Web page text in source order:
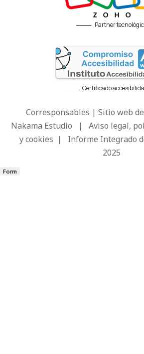
Partner
Certificado
Corresponsables | Sitio web
Nakama Estudio | Aviso legal,
y cookies | Informe Integrado
2025
Form